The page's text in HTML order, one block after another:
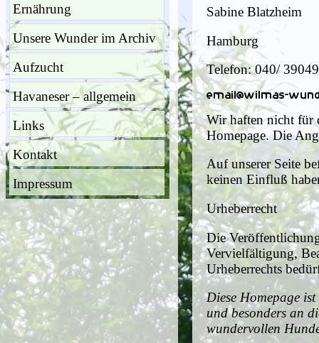
Ernährung
Unsere Wunder im Archiv
Aufzucht
Havaneser – allgemein
Links
Kontakt
Impressum
Sabine Blatzheim
Hamburg
Telefon: 040/
Wir haften nicht für
Homepage. Die
Auf unserer Seite
keinen Einfluß
Urheberrecht
Die
Vervielfältigung,
Urheberrechts
Diese Homepage
und besonders an
wundervollen